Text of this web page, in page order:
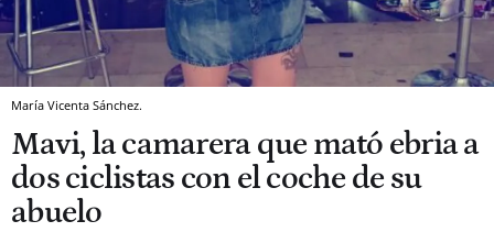
María Vicenta Sánchez.
Mavi, la camarera que mató ebria a
dos ciclistas con el coche de su
abuelo